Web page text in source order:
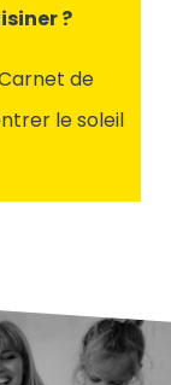
?
de
le soleil